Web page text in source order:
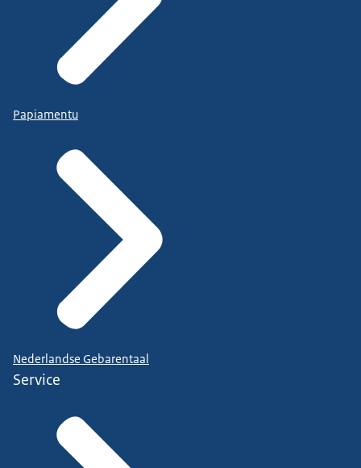
Papiamentu
Nederlandse Gebarentaal
Service